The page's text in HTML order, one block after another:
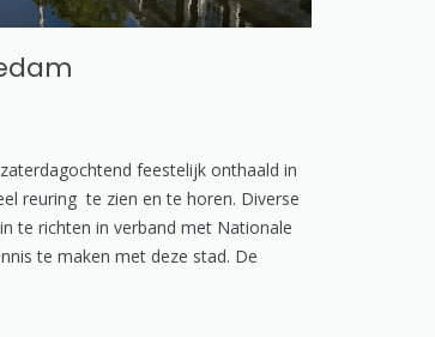
feestelijk onthaald in
reuring te zien en te horen. Diverse
te richten in verband met Nationale
te maken met deze stad. De